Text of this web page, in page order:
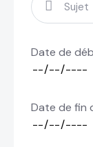
Date de
Date de fin